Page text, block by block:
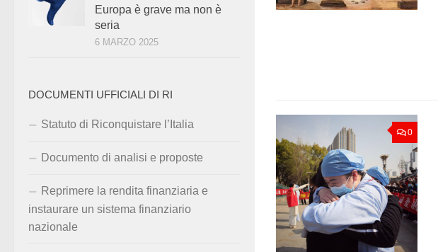
0
Europa è grave ma non è
seria
6 MARZO 2025
DOCUMENTI UFFICIALI DI RI
Statuto di Riconquistare l’Italia
Documento di analisi e proposte
Reprimere la rendita finanziaria e
instaurare un sistema finanziario
nazionale